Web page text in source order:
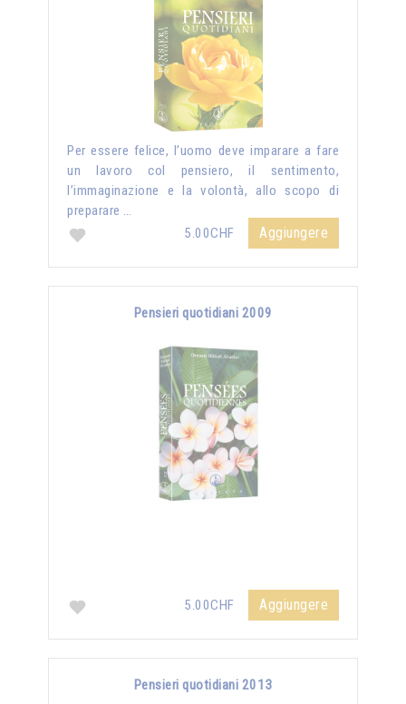
Per essere felice, l’uomo deve imparare a fare
un lavoro col pensiero, il sentimento,
l’immaginazione e la volontà, allo scopo di
preparare …
5.00CHF
Aggiungere
Pensieri quotidiani 2009
5.00CHF Aggiungere
Pensieri quotidiani 2013